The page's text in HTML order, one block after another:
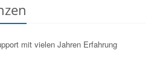
mit vielen Jahren Erfahrung